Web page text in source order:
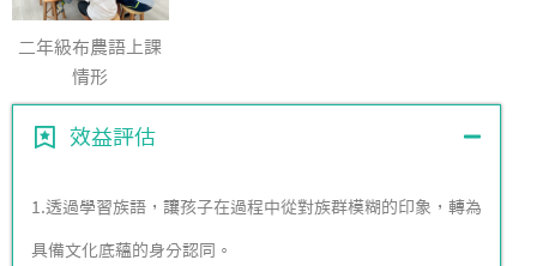
二年級布農語上課
情形
效益評估
1.透過學習族語，讓孩子在過程中從對族群模糊的印象，轉為
具備文化底蘊的身分認同。